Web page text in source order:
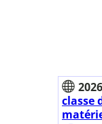
2026
classe